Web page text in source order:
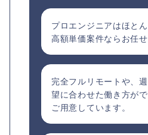
プロエンジニアはほと
高額単価案件ならお任せ
完全フルリモートや、
望に合わせた働き方が
ご用意しています。